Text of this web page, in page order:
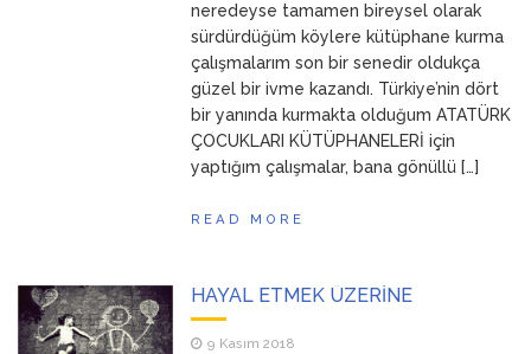
neredeyse tamamen bireysel olarak
sürdürdüğüm köylere kütüphane kurma
çalışmalarım son bir senedir oldukça
güzel bir ivme kazandı. Türkiye’nin dört
bir yanında kurmakta olduğum ATATÜRK
ÇOCUKLARI KÜTÜPHANELERİ için
yaptığım çalışmalar, bana gönüllü […]
READ MORE
HAYAL ETMEK ÜZERİNE
9 Kasım 2018